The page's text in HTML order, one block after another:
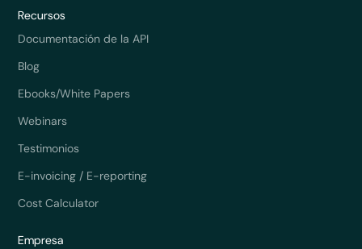
Recursos
Documentación de la API
Blog
Ebooks/White Papers
Webinars
Testimonios
E-invoicing / E-reporting
Cost Calculator
Empresa